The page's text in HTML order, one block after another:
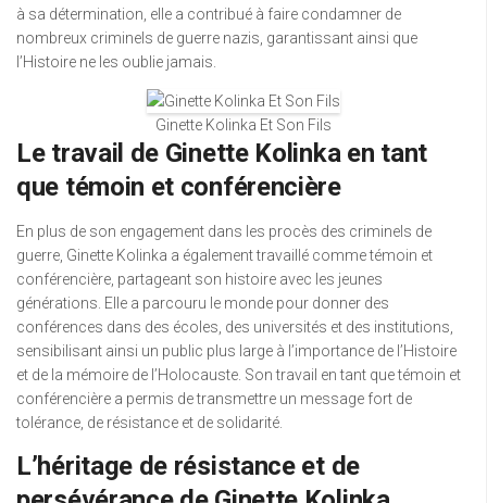
à sa détermination, elle a contribué à faire condamner de
nombreux criminels de guerre nazis, garantissant ainsi que
l’Histoire ne les oublie jamais.
Ginette Kolinka Et Son Fils
Le travail de Ginette Kolinka en tant
que témoin et conférencière
En plus de son engagement dans les procès des criminels de
guerre, Ginette Kolinka a également travaillé comme témoin et
conférencière, partageant son histoire avec les jeunes
générations. Elle a parcouru le monde pour donner des
conférences dans des écoles, des universités et des institutions,
sensibilisant ainsi un public plus large à l’importance de l’Histoire
et de la mémoire de l’Holocauste. Son travail en tant que témoin et
conférencière a permis de transmettre un message fort de
tolérance, de résistance et de solidarité.
L’héritage de résistance et de